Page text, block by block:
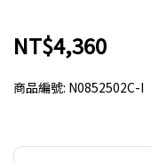
NT$4,360
商品編號: N0852502C-I